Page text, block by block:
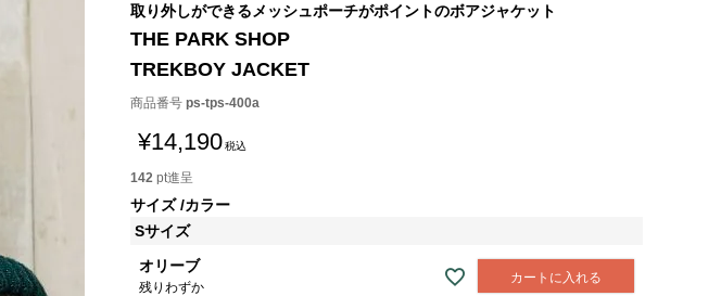
取り外しができるメッシュポーチがポイントのボアジャケット
THE PARK SHOP
TREKBOY JACKET
商品番号 ps-tps-400a
¥14,190税込
142 pt進呈
サイズ カラー
Sサイズ
オリーブ
残りわずか
カートに入れる